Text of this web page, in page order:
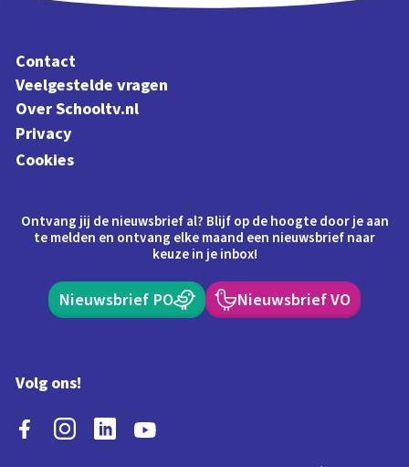
Contact
Veelgestelde vragen
Over Schooltv.nl
Privacy
Cookies
Ontvang jij de nieuwsbrief al? Blijf op de hoogte door je aan
te melden en ontvang elke maand een nieuwsbrief naar
keuze in je inbox!
Nieuwsbrief PO Nieuwsbrief VO
Volg ons!